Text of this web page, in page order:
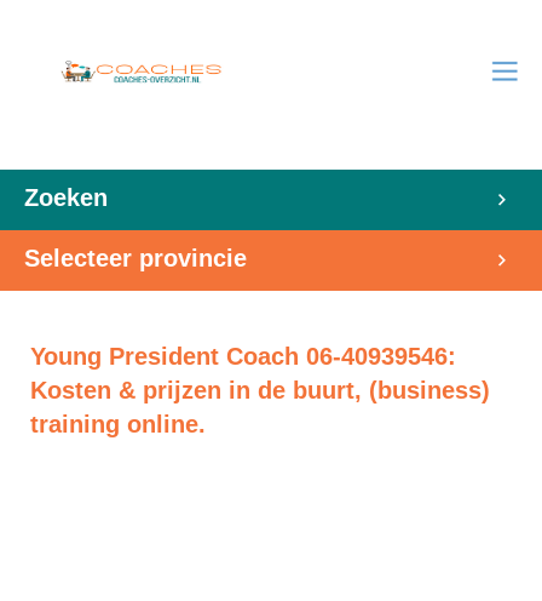
Zoeken
Selecteer provincie
Young President Coach 06-40939546:
Kosten & prijzen in de buurt, (business)
training online.